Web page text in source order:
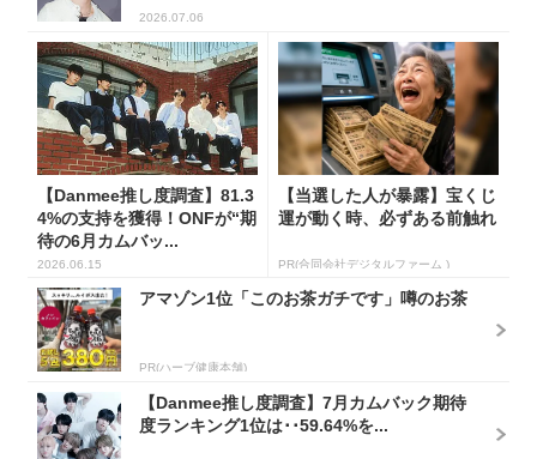
2026.07.06
【Danmee推し度調査】81.3
4%の支持を獲得！ONFが“期
待の6月カムバッ...
2026.06.15
【当選した人が暴露】宝くじ
運が動く時、必ずある前触れ
PR(合同会社デジタルファーム )
アマゾン1位「このお茶ガチです」噂のお茶
PR(ハーブ健康本舗)
【Danmee推し度調査】7月カムバック期待
度ランキング1位は･･59.64%を...